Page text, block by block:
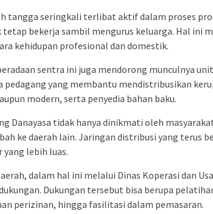
tangga seringkali terlibat aktif dalam proses
tetap bekerja sambil mengurus keluarga. Hal ini
kehidupan profesional dan domestik.
sentra ini juga mendorong munculnya
pedagang yang membantu mendistribusikan
modern, serta penyedia bahan baku.
Danayasa tidak hanya dinikmati oleh
ke daerah lain. Jaringan distribusi yang terus
yang lebih luas.
dalam hal ini melalui Dinas Koperasi dan
Dukungan tersebut bisa berupa
perizinan, hingga fasilitasi dalam pemasaran.